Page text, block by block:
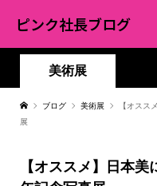
ピンク社長ブログ
美術展
ブログ 美術展
【オスス
展
【オススメ】日本